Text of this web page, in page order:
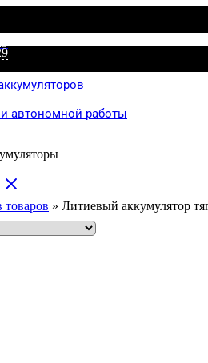
автономной работы
» Литиевый аккумулятор